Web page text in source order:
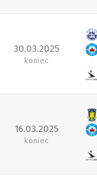
30.03.2025
koniec
16.03.2025
koniec